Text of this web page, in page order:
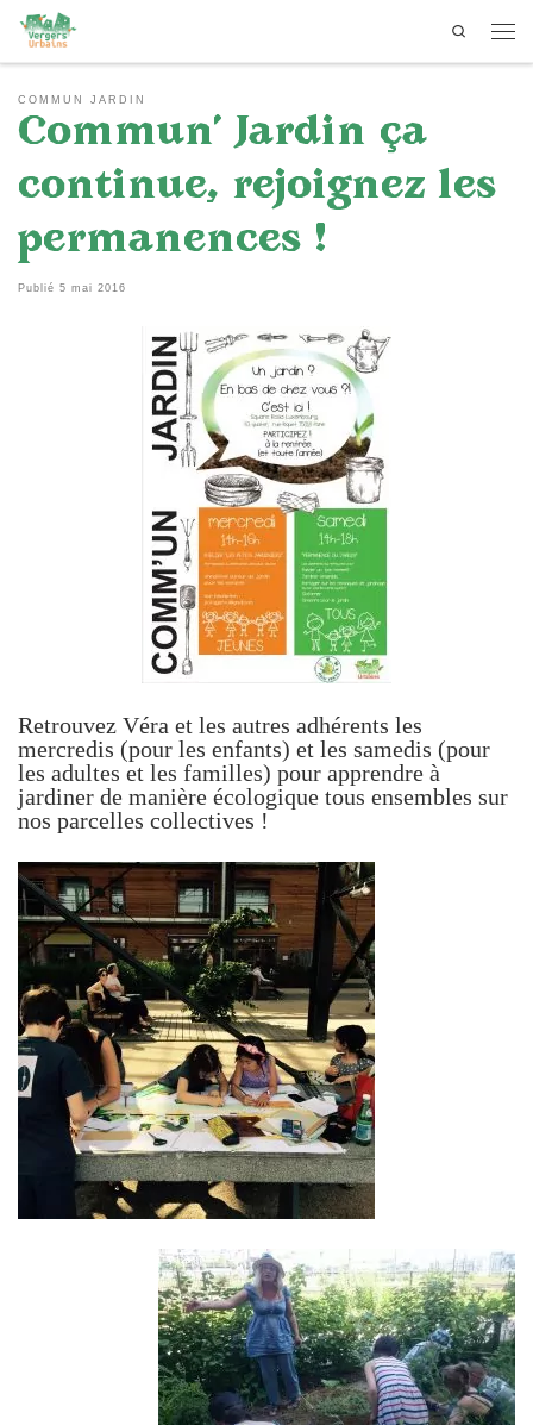
Passer au contenu
Search
COMMUN JARDIN
Commun’ Jardin ça
continue, rejoignez les
permanences !
Publié 5 mai 2016
Retrouvez Véra et les autres adhérents les
mercredis (pour les enfants) et les samedis (pour
les adultes et les familles) pour apprendre à
jardiner de manière écologique tous ensembles sur
nos parcelles collectives !